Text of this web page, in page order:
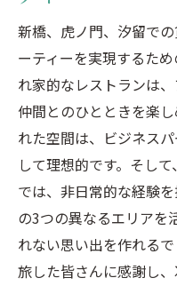
新橋、虎ノ門、汐留で
ーティーを実現するた
れ家的なレストランは
仲間とのひとときを楽
れた空間は、ビジネス
して理想的です。そし
では、非日常的な経験
の3つの異なるエリアを
れない思い出を作れる
旅した皆さんに感謝し